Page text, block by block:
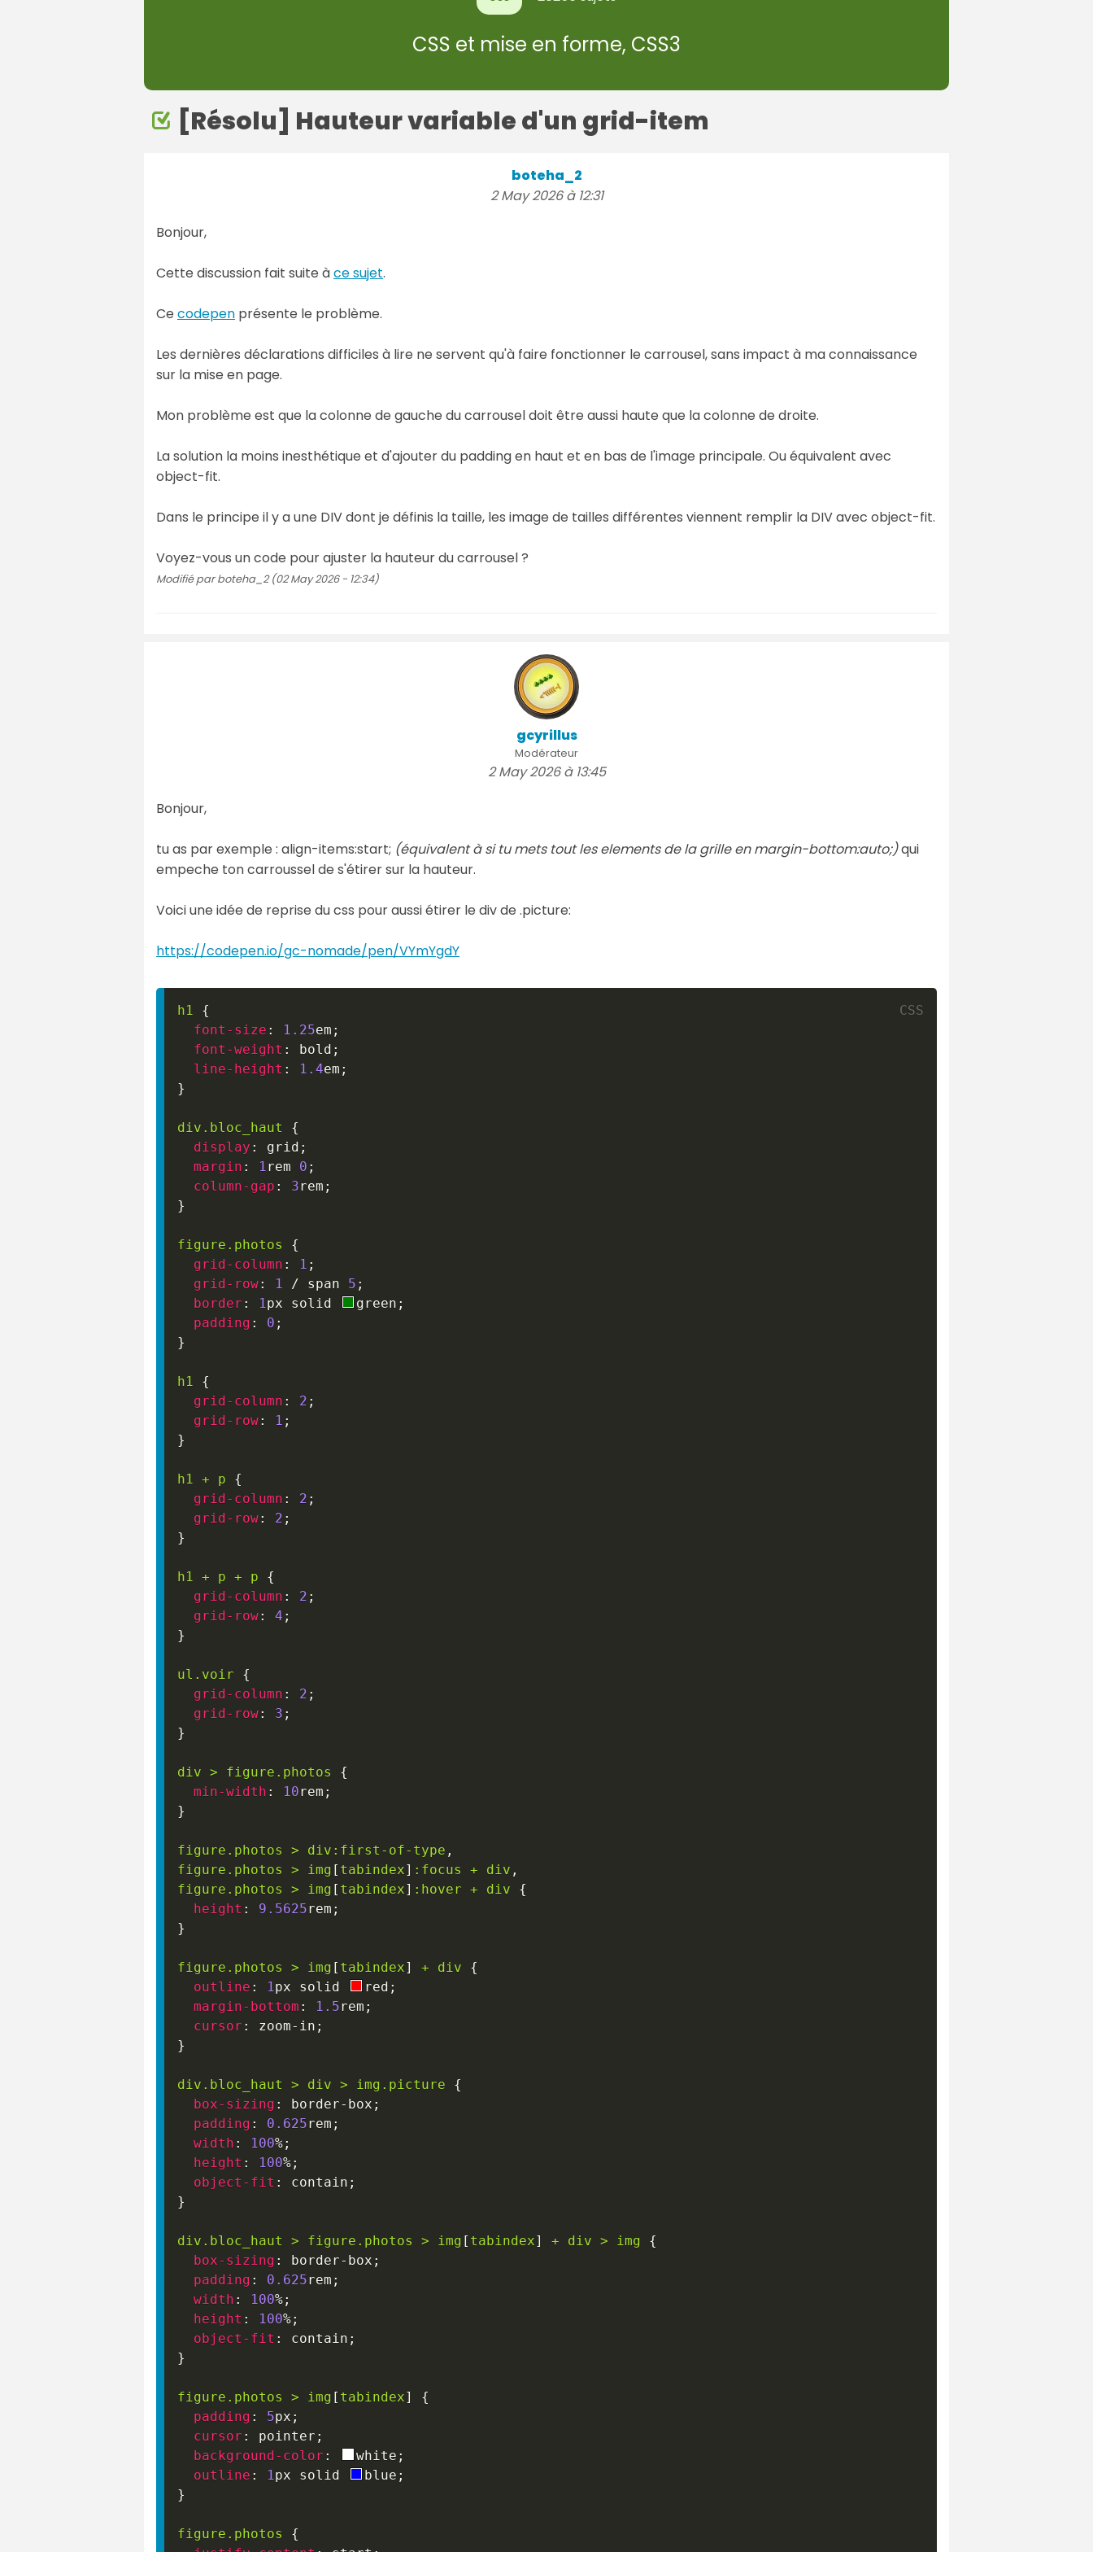
CSS et mise en forme, CSS3
[Résolu] Hauteur variable d'un grid-item
boteha_2
2 May 2026 à 12:31
Bonjour,
Cette discussion fait suite àce sujet.
Ce codepen présente le problème.
Les dernières déclarations difficiles à lire ne servent qu'à faire fonctionner le carrousel, sans impact à ma connaissance
sur la mise en page.
Mon problème est que la colonne de gauche du carrousel doit être aussi haute que la colonne de droite.
La solution la moins inesthétique et d'ajouter du padding en haut et en bas de l'image principale. Ou équivalent avec
object-fit.
Dans le principe il y a une DIV dont je définis la taille, les image de tailles différentes viennent remplir la DIV avec object-fit.
Voyez-vous un code pour ajuster la hauteur du carrousel ?
Modifié par boteha_2 (02 May 2026 - 12:34)
gcyrillus
Modérateur
2 May 2026 à 13:45
Bonjour,
tu as par exemple : align-items:start; (équivalent à si tu mets tout les elements de la grille en margin-bottom:auto;)qui
empeche ton carroussel de s'étirer sur la hauteur.
Voici une idée de reprise du css pour aussi étirer le div de .picture:
https://codepen.io/gc-nomade/pen/VYmYgdY
h1
{
font-size : 1.25em ;
font-weight : bold ;
line-height : 1.4em ;
}
div .bloc_haut
{
display : grid ;
margin : 1 rem 0 ;
column-gap : 3rem ;
}
figure .photos
{
grid-column : 1 ;
grid-row: 1 / span 5 ;
border : 1 px solid green ;
padding : 0 ;
}
h1
{
grid-column : 2 ;
grid-row: 1 ;
}
h1 + p
{
grid-column : 2 ;
grid-row: 2 ;
}
h1 + p + p
{
grid-column : 2 ;
grid-row: 4 ;
}
ul .voir
{
grid-column : 2 ;
grid-row: 3 ;
}
div > figure .photos
{
min-width : 10rem ;
}
figure .photos > div :first-of-type ,
figure .photos > img [ tabindex] :focus + div ,
figure .photos > img [ tabindex] :hover + div
{
height : 9.5625rem ;
}
figure .photos > img [ tabindex] + div
{
outline : 1 px solid red ;
margin-bottom : 1.5rem ;
cursor : zoom-in ;
}
div .bloc_haut > div > img .picture
{
box-sizing : border-box ;
padding : 0.625rem ;
width : 100%;
height : 100%;
object-fit : contain ;
}
div .bloc_haut > figure .photos > img [ tabindex] + div > img
{
box-sizing : border-box ;
padding : 0.625rem ;
width : 100%;
height : 100%;
object-fit : contain ;
}
figure .photos > img [ tabindex]
{
padding : 5px ;
cursor : pointer ;
background-color : white ;
outline : 1 px solid blue ;
}
figure .photos
{